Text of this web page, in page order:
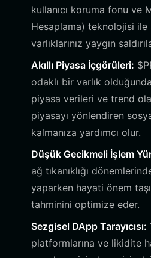
kullanıcı koruma fonu ve
Hesaplama) teknolojisi ile
varlıklarınız yaygın
Akıllı Piyasa İçgörüleri:
odaklı bir varlık
piyasa verileri ve trend
piyasayı yönlendiren
kalmanıza yardımcı olur.
Düşük Gecikmeli İşlem
ağ tıkanıklığı
yaparken hayati önem
tahminini optimize eder.
Sezgisel DApp Tarayıcısı:
platformlarına ve likidite